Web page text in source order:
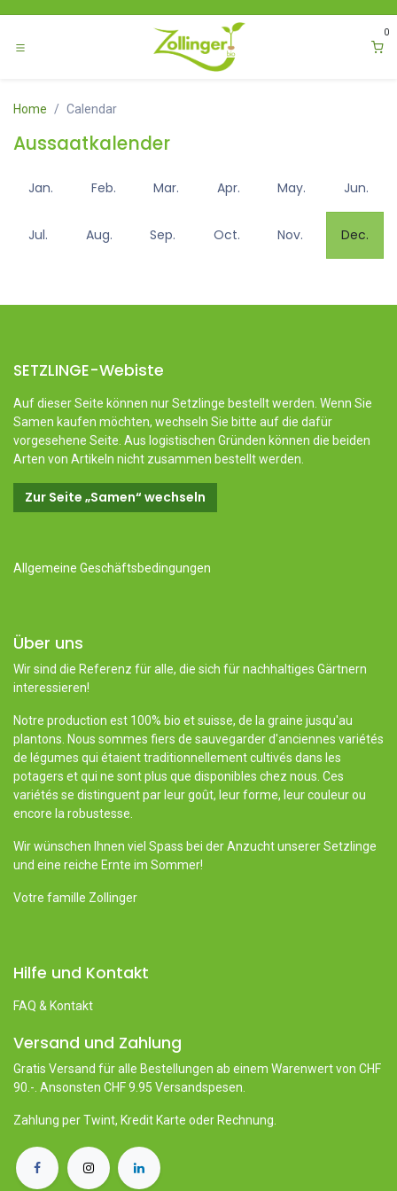
0
Home Calendar
Aussaatkalender
Jan. Feb. Mar. Apr. May. Jun.
Jul. Aug. Sep. Oct. Nov. Dec.
SETZLINGE-Webiste
Auf dieser Seite können nur Setzlinge bestellt werden. Wenn Sie
Samen kaufen möchten, wechseln Sie bitte auf die dafür
vorgesehene Seite. Aus logistischen Gründen können die beiden
Arten von Artikeln nicht zusammen bestellt werden.
Zur Seite „Samen“ wechseln
Allgemeine Geschäftsbedingungen
Über uns
Wir sind die Referenz für alle, die sich für nachhaltiges Gärtnern
interessieren!
Notre production est 100% bio et suisse, de la graine jusqu'au
plantons. Nous sommes fiers de sauvegarder d'anciennes variétés
de légumes qui étaient traditionnellement cultivés dans les
potagers et qui ne sont plus que disponibles chez nous. Ces
variétés se distinguent par leur goût, leur forme, leur couleur ou
encore la robustesse.
Wir wünschen Ihnen viel Spass bei der Anzucht unserer Setzlinge
und eine reiche Ernte im Sommer!
Votre famille Zollinger
Hilfe und Kontakt
FAQ & Kontakt
Versand und Zahlung
Gratis Versand für alle Bestellungen ab einem Warenwert von CHF
90.-. Ansonsten CHF 9.95 Versandspesen.
Zahlung per Twint, Kredit Karte oder Rechnung.